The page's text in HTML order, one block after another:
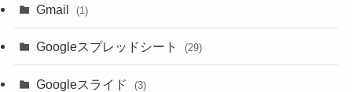
Gmail (1)
Googleスプレッドシート (29)
Googleスライド (3)